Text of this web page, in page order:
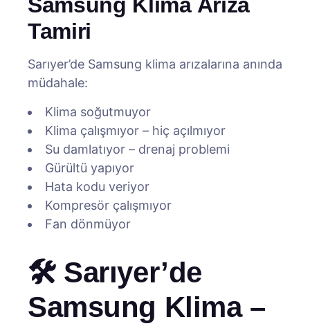
Tamiri
Sarıyer’de Samsung klima arızalarına anında
müdahale:
Klima soğutmuyor
Klima çalışmıyor – hiç açılmıyor
Su damlatıyor – drenaj problemi
Gürültü yapıyor
Hata kodu veriyor
Kompresör çalışmıyor
Fan dönmüyor
🛠️ Sarıyer’de
Samsung Klima –